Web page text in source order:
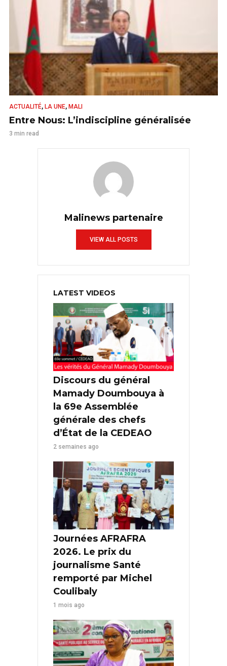
ACTUALITÉ, LA UNE, MALI
Entre Nous: L’indiscipline généralisée
3 min read
Malinews partenaire
VIEW ALL POSTS
LATEST VIDEOS
Discours du général
Mamady Doumbouya à
la 69e Assemblée
générale des chefs
d’État de la CEDEAO
2 semaines ago
Journées AFRAFRA
2026. Le prix du
journalisme Santé
remporté par Michel
Coulibaly
1 mois ago